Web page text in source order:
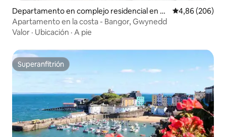
Departamento en complejo residencial en Ba
ngor
Calificación
4,86 (206)
Apartamento en la costa - Bangor, Gwynedd
Valor · Ubicación · A pie
Superanfitrión
Superanfitrión